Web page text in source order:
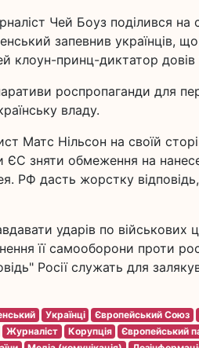
Чей Боуз поділився
запевнив українців,
клоун-принц-диктатор довів
роспропаганди для
владу.
Матс Нільсон на своїй
ЄС зняти обмеження на
РФ дасть жорстку
ударів по військових
її самооборони проти
Росії служать для
Українці Європейський Союз
Журналіст Корупція
Європейський